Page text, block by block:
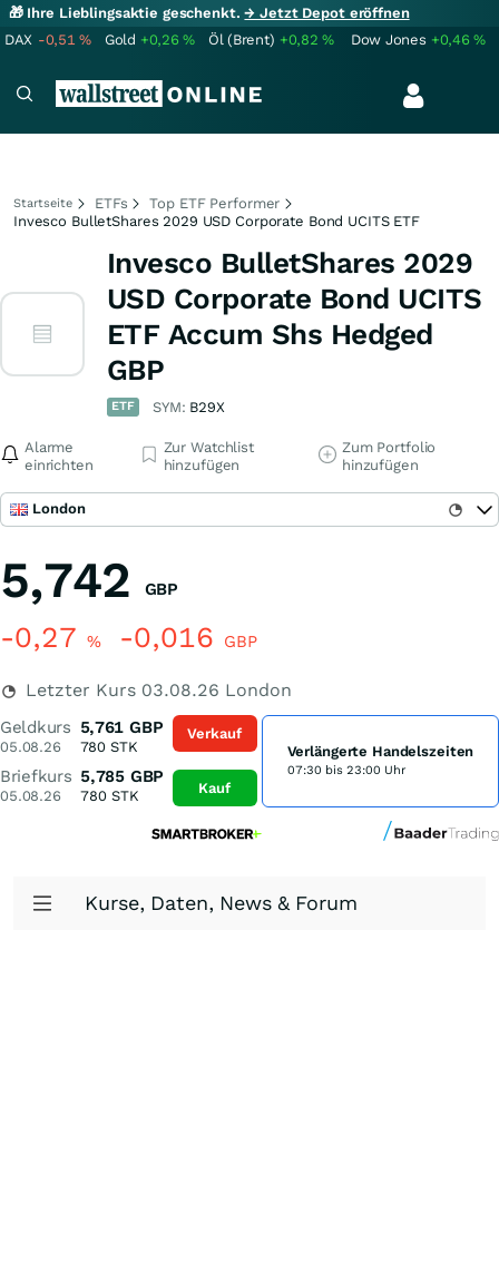
🎁 Ihre Lieblingsaktie geschenkt.→ Jetzt Depot eröffnen
DAX -0,51% Gold +0,26% Öl (Brent) +0,82% Dow Jones +0,46%
Startseite ETFs
Top ETF Performer
Invesco BulletShares 2029 USD Corporate Bond UCITS ETF
Invesco BulletShares 2029
USD Corporate Bond UCITS
ETF Accum Shs Hedged
GBP
ETF SYM: B29X
Alarme
einrichten
Zur Watchlist
hinzufügen
Zum Portfolio
hinzufügen
London
5,742 GBP
-0,27 % -0,016 GBP
Letzter Kurs 03.08.26 London
Geldkurs
05.08.26
5,761 GBP
780 STK
Briefkurs
05.08.26
5,785 GBP
780STK
Verkauf
Kauf
Verlängerte Handelszeiten
07:30 bis 23:00 Uhr
Kurse, Daten, News & Forum